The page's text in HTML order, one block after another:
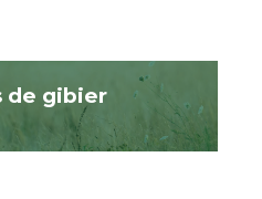
de gibier